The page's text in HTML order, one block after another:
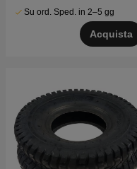
Su ord. Sped. in 2–5 gg
Acquista